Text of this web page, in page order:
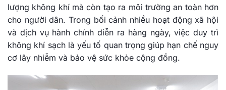
lượng không khí mà còn tạo ra môi trường an toàn hơn
cho người dân. Trong bối cảnh nhiều hoạt động xã hội
và dịch vụ hành chính diễn ra hàng ngày, việc duy trì
không khí sạch là yếu tố quan trọng giúp hạn chế nguy
cơ lây nhiễm và bảo vệ sức khỏe cộng đồng.